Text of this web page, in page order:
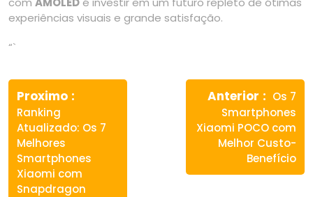
experiências visuais e grande satisfação.
“`
Navegação
de
Post
Proximo
Ranking
Atualizado: Os 7
Melhores
Smartphones
Xiaomi com
Snapdragon
Anterior
Next
post:
Os 7
Smartphones
Xiaomi POCO com
Melhor Custo-
Benefício